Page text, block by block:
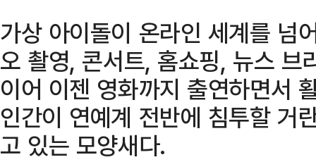
가상 아이돌이 온라인 세계를 넘
오 촬영, 콘서트, 홈쇼핑, 뉴스 브
이어 이젠 영화까지 출연하면서
인간이 연예계 전반에 침투할 거
고 있는 모양새다.